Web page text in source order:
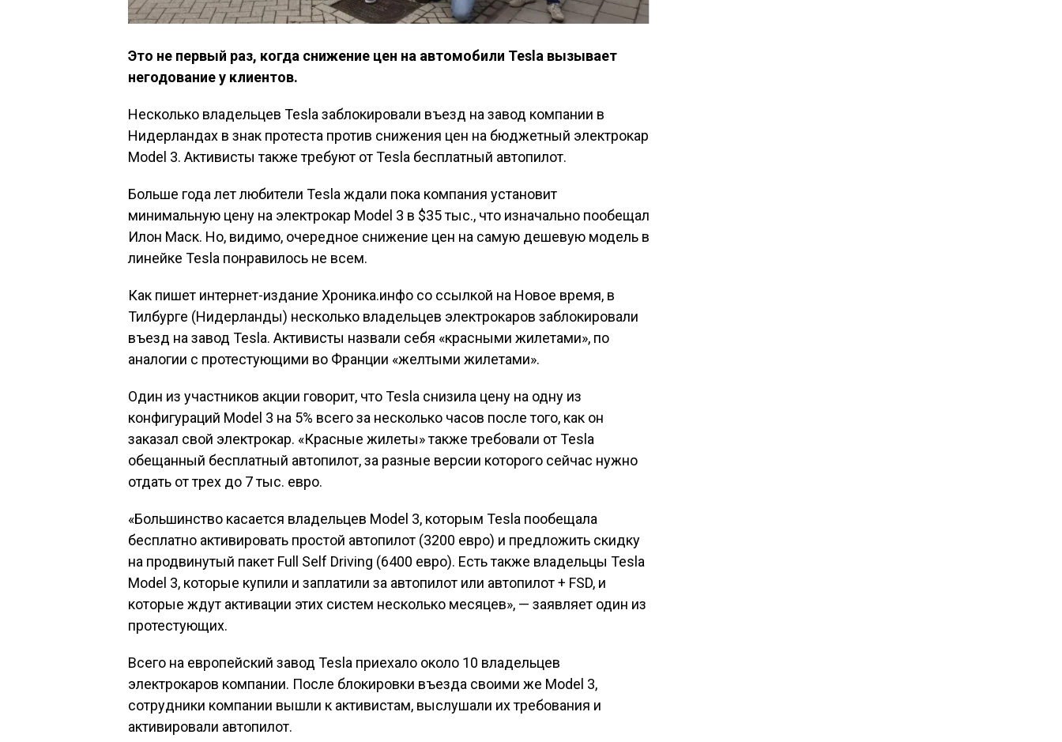
Это не первый раз, когда снижение цен на автомобили Tesla вызывает
негодование у клиентов.
Несколько владельцев Tesla заблокировали въезд на завод компании в
Нидерландах в знак протеста против снижения цен на бюджетный электрокар
Model 3. Активисты также требуют от Tesla бесплатный автопилот.
Больше года лет любители Tesla ждали пока компания установит
минимальную цену на электрокар Model 3 в $35 тыс., что изначально пообещал
Илон Маск. Но, видимо, очередное снижение цен на самую дешевую модель в
линейке Tesla понравилось не всем.
Как пишет интернет-издание Хроника.инфо со ссылкой на Новое время, в
Тилбурге (Нидерланды) несколько владельцев электрокаров заблокировали
въезд на завод Tesla. Активисты назвали себя «красными жилетами», по
аналогии с протестующими во Франции «желтыми жилетами».
Один из участников акции говорит, что Tesla снизила цену на одну из
конфигураций Model 3 на 5% всего за несколько часов после того, как он
заказал свой электрокар. «Красные жилеты» также требовали от Tesla
обещанный бесплатный автопилот, за разные версии которого сейчас нужно
отдать от трех до 7 тыс. евро.
«Большинство касается владельцев Model 3, которым Tesla пообещала
бесплатно активировать простой автопилот (3200 евро) и предложить скидку
на продвинутый пакет Full Self Driving (6400 евро). Есть также владельцы Tesla
Model 3, которые купили и заплатили за автопилот или автопилот + FSD, и
которые ждут активации этих систем несколько месяцев», — заявляет один из
протестующих.
Всего на европейский завод Tesla приехало около 10 владельцев
электрокаров компании. После блокировки въезда своими же Model 3,
сотрудники компании вышли к активистам, выслушали их требования и
активировали автопилот.